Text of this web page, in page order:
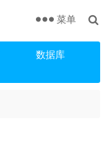
数据库
菜单